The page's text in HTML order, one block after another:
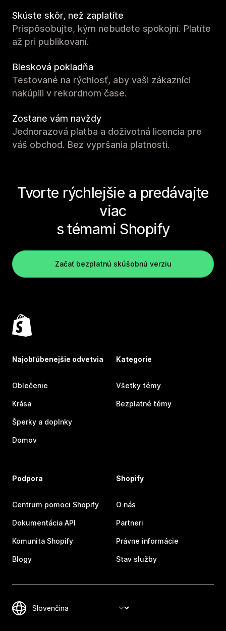
Skúste skôr, než zaplatíte
Prispôsobujte, kým nebudete spokojní. Platíte
až pri publikovaní.
Blesková pokladňa
Testované na rýchlosť, aby vaši zákazníci
nakúpili v rekordnom čase.
Zostane vám navždy
Jednorazová platba a doživotná licencia pre
váš obchod. Bez vypršania platnosti.
Tvorte rýchlejšie a predávajte
viac
s témami Shopify
Začať bezplatnú skúšobnú verziu
Najobľúbenejšie odvetvia
Oblečenie
Krása
Šperky a doplnky
Domov
Kategorie
Všetky témy
Bezplatné témy
Podpora
Centrum pomoci Shopify
Dokumentácia API
Komunita Shopify
Blogy
Shopify
O nás
Partneri
Právne informácie
Stav služby